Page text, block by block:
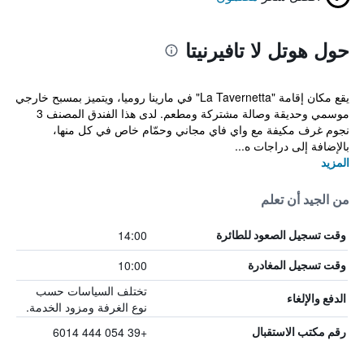
حول هوتل لا تافيرنيتا
يقع مكان إقامة "La Tavernetta" في مارينا روميا، ويتميز بمسبح خارجي
موسمي وحديقة وصالة مشتركة ومطعم. لدى هذا الفندق المصنف 3
نجوم غرف مكيفة مع واي فاي مجاني وحمّام خاص في كل منها،
بالإضافة إلى دراجات ه...
المزيد
من الجيد أن تعلم
وقت تسجيل الصعود للطائرة 14:00
وقت تسجيل المغادرة 10:00
الدفع والإلغاء
تختلف السياسات حسب
نوع الغرفة ومزود الخدمة.
رقم مكتب الاستقبال +39 054 444 6014